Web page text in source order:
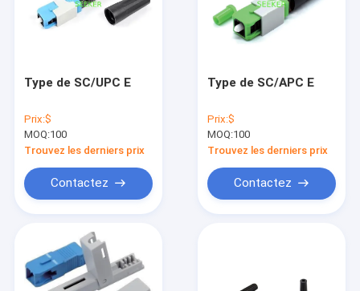
Type de SC/UPC E
Prix:$
MOQ:100
Trouvez les derniers prix
Contactez
Type de SC/APC E
Prix:$
MOQ:100
Trouvez les derniers prix
Contactez